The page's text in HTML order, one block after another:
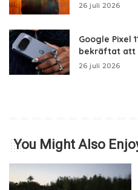
26 juli 2026
Google Pixel
bekräftat att
26 juli 2026
You Might Also